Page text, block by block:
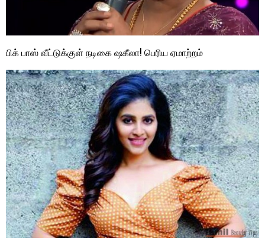
பிக் பாஸ் வீட்டுக்குள் நடிகை ஷகீலா! பெரிய ஏமாற்றம்